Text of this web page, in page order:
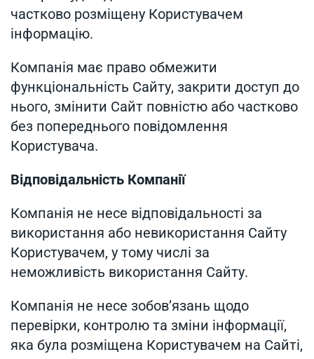
частково розміщену Користувачем
інформацію.
Компанія має право обмежити
функціональність Сайту, закрити доступ до
нього, змінити Сайт повністю або частково
без попереднього повідомлення
Користувача.
Відповідальність Компанії
Компанія не несе відповідальності за
використання або невикористання Сайту
Користувачем, у тому числі за
неможливість використання Сайту.
Компанія не несе зобов’язань щодо
перевірки, контролю та зміни інформації,
яка була розміщена Користувачем на Сайті,